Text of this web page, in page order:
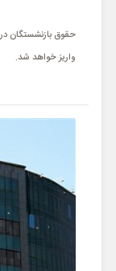
حقوق بازنشستگان
واریز خواهد شد.